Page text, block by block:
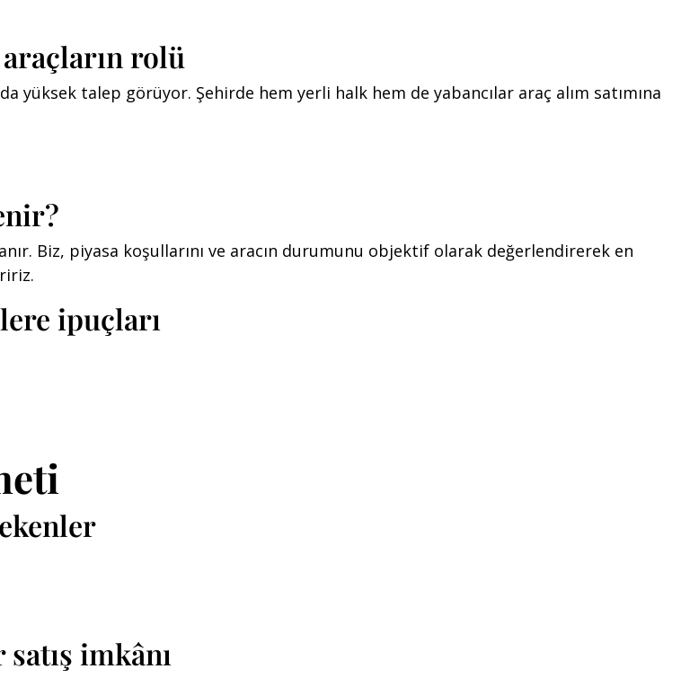
rolü
da yüksek talep görüyor. Şehirde hem yerli halk hem de yabancılar araç alım satımına
Biz, piyasa koşullarını ve aracın durumunu objektif olarak değerlendirerek en
ipuçları
imkânı